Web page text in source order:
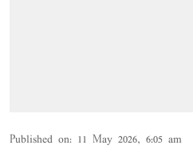
Published on: 11 May 2026, 6:05 am